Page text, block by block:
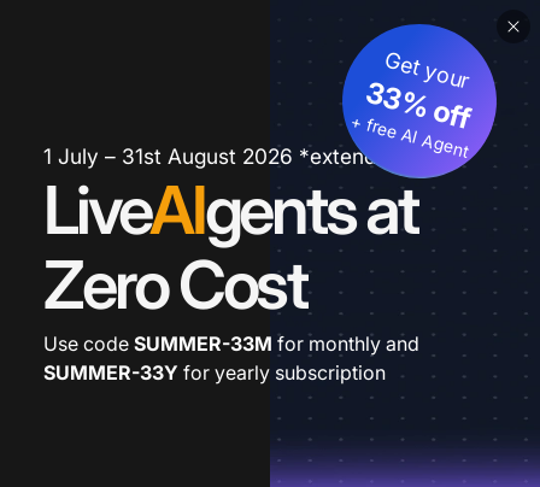
1 July – 31st August 2026 *extended
LiveAIgents at
Zero Cost
Get your
33% off
+ free AI Agent
Use code SUMMER-33M for monthly and
SUMMER-33Y for yearly subscription